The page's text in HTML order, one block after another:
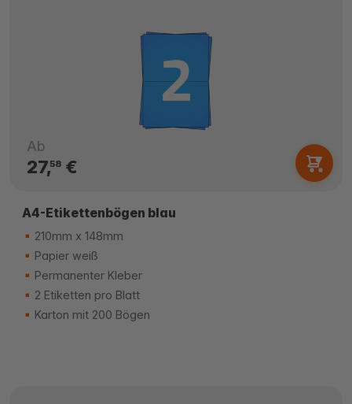
Ab
27,58€
A4-Etikettenbögen blau
210mm x 148mm
Papier weiß
Permanenter Kleber
2 Etiketten pro Blatt
Karton mit 200 Bögen